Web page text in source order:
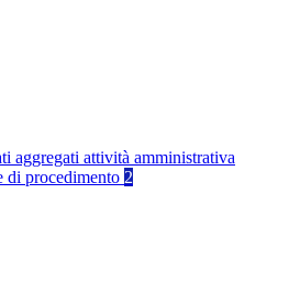
aggregati attività amministrativa
di procedimento 2